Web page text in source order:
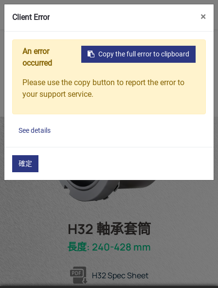
首頁 產品 精選產品 H32 軸承套筒
H32 軸承套筒
長度: 240-428 mm
H32 Spec Sheet
Client Error ×
Copy the full error to clipboard
An error
occurred
Please use the copy button to report the error to
your support service.
See details
確定